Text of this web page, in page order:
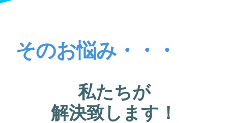
そのお悩み・・・
私たちが
解決致します！